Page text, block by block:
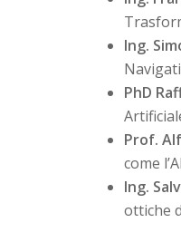
Ing.
PhD
Prof.
come
Ing.
ottiche